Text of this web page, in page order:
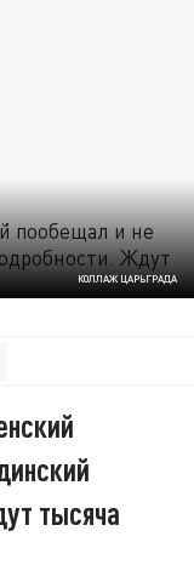
КОЛЛАЖ ЦАРЬГРАДА
тысяча